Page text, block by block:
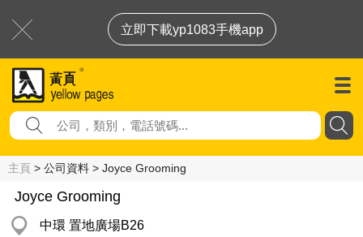
立即下載yp1083手機app
主頁 > 公司資料 > Joyce Grooming
Joyce Grooming
中環 置地廣場B26